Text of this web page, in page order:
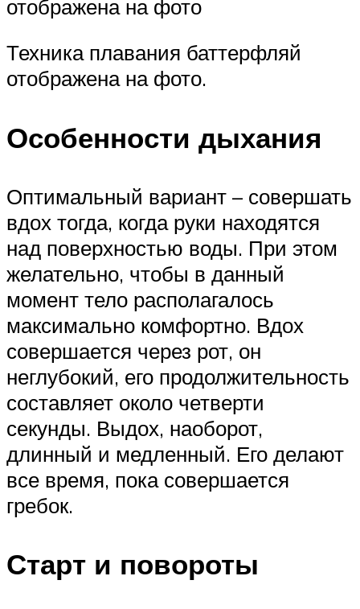
отображена на фото
Техника плавания баттерфляй
отображена на фото.
Особенности дыхания
Оптимальный вариант – совершать
вдох тогда, когда руки находятся
над поверхностью воды. При этом
желательно, чтобы в данный
момент тело располагалось
максимально комфортно. Вдох
совершается через рот, он
неглубокий, его продолжительность
составляет около четверти
секунды. Выдох, наоборот,
длинный и медленный. Его делают
все время, пока совершается
гребок.
Старт и повороты